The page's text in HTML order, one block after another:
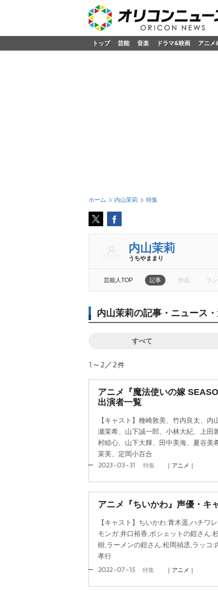
トップ 芸能 音楽 ドラマ&映画 アニメ
ホーム 内山茉莉 特集
内山茉莉
うちやままり
芸能人TOP 記事 作品 ラ
内山茉莉の記事・ニュース
すべて
1～2／2件
アニメ『魔法使いの嫁
出演者一覧
【キャスト】種崎敦美、竹内良太、
瀬茉希、山下誠一郎、小林大紀、上田
村睦心、山下大輝、田中美海、夏谷美
茉美、定岡小百合
2023-03-31 特集 ｜アニメ｜
アニメ『ちいかわ』声優・キ
【キャスト】ちいかわ:青木遥,ハチワ
モンガ:井口裕香,ポシェットの鎧さん:
樹,ラーメンの鎧さん:松岡禎丞,ラッコ:
孝行
2022-07-15 特集 ｜アニメ｜